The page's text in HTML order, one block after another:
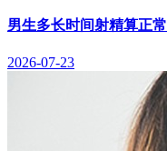
男生多长时间射精算正常
2026-07-23